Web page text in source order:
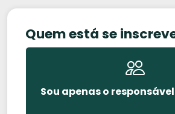
Quem está se
Sou apenas o